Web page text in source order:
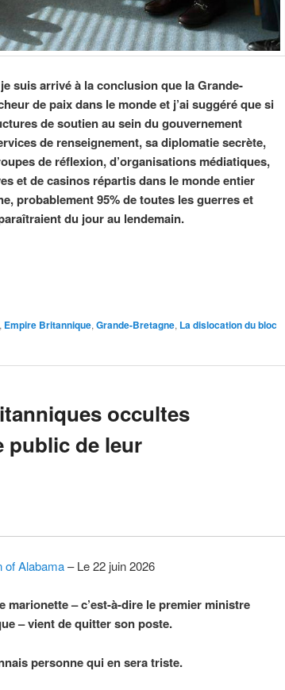
suis arrivé à la conclusion que la Grande-
de paix dans le monde et j’ai suggéré que si
de soutien au sein du gouvernement
de renseignement, sa diplomatie secrète,
de réflexion, d’organisations médiatiques,
et de casinos répartis dans le monde entier
probablement 95% de toutes les guerres et
du jour au lendemain.
, Empire Britannique, Grande-Bretagne, La dislocation du bloc
occultes
public de leur
of Alabama– Le 22 juin 2026
marionette – c’est-à-dire le premier ministre
– vient de quitter son poste.
personne qui en sera triste.